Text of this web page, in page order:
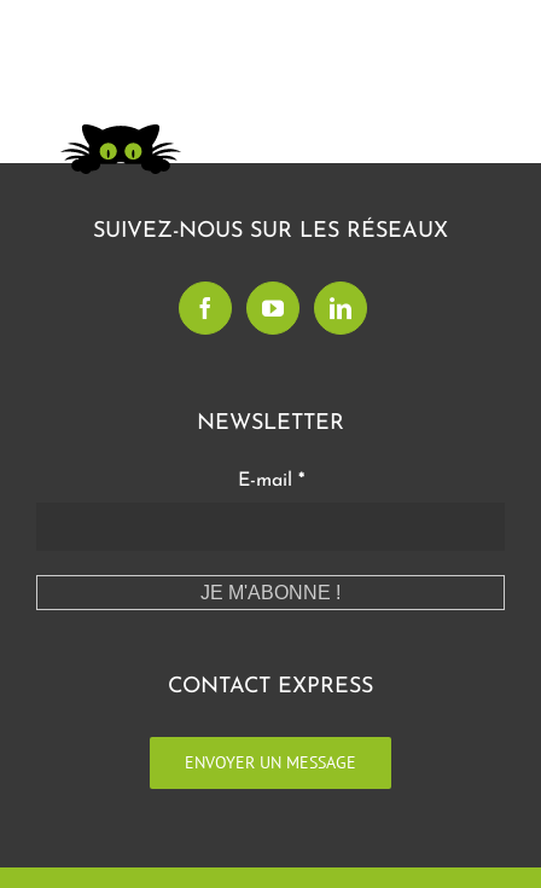
SUIVEZ-NOUS SUR LES RÉSEAUX
NEWSLETTER
E-mail *
CONTACT EXPRESS
ENVOYER UN MESSAGE